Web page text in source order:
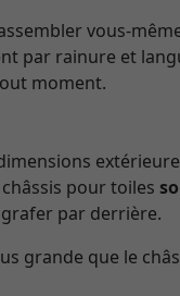
vous-
par rainure et
moment.
pour toiles
par derrière.
grande que le